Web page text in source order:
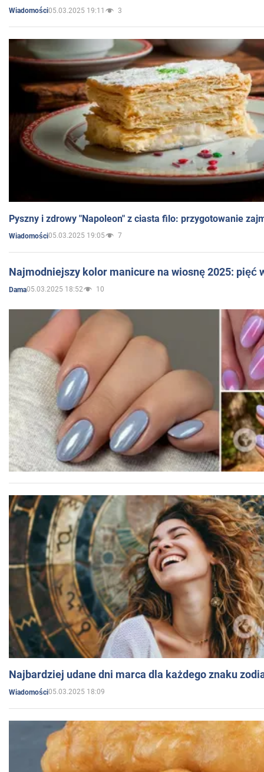
Wiadomości05.03.2025 19:11 3
Pyszny i zdrowy "Napoleon" z ciasta filo: przygotowanie
Wiadomości05.03.2025 19:05 7
Najmodniejszy kolor manicure na wiosnę 2025: pięć
Dama05.03.2025 18:52 10
Najbardziej udane dni marca dla każdego znaku
Wiadomości05.03.2025 18:09